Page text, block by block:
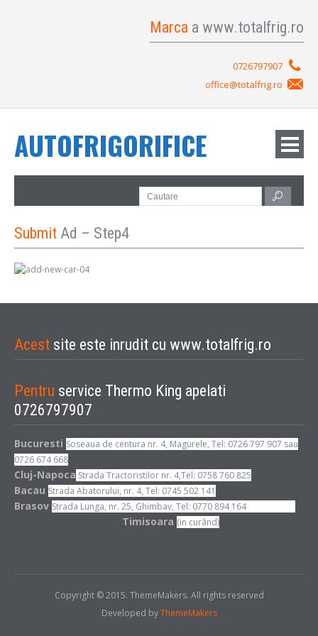
Marca a www.totalfrig.ro
0726797907
office@totalfrig.ro
AUTOFRIGORIFICE
Submit Ad – Step4
Acest site este inrudit cu www.totalfrig.ro
Pentru service Thermo King apelati
0726797907
Bucuresti Soseaua de centura nr. 4, Magurele, Tel: 0726 797 907 sau
0726 674 668
Cluj-Napoca Strada Tractoristilor nr. 4,Tel: 0758 760 825
Bacau Strada Abatorului, nr. 4, Tel: 0745 502 141
Brasov Strada Lunga, nr. 25, Ghimbav, Tel: 0770 894 164
Timisoara (in curând)
Copyright © 2015. ThemeMakers. All rights reserved
Developed byThemeMakers